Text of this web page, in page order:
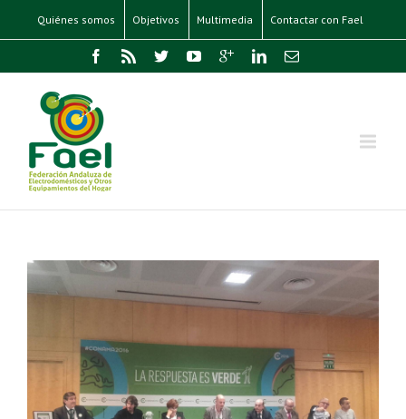
Quiénes somos Objetivos Multimedia Contactar con Fael